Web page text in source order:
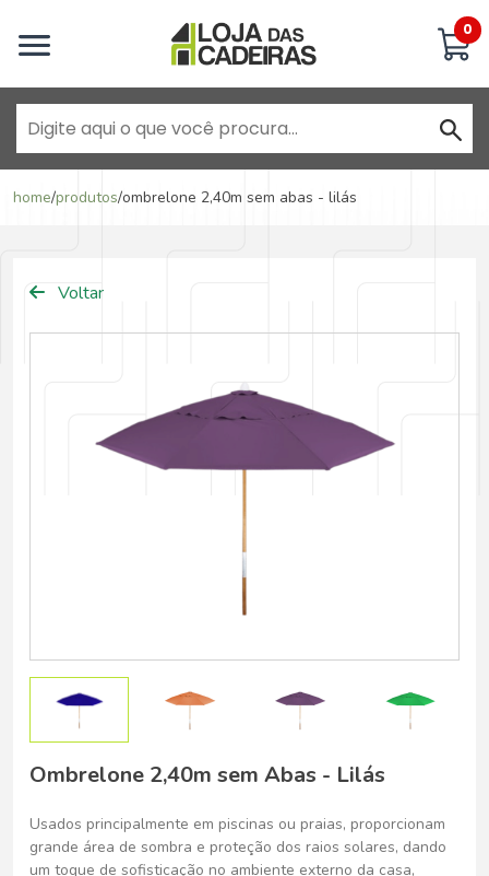
0
home/produtos/ombrelone 2,40m sem abas - lilás
Voltar
Ombrelone 2,40m sem Abas - Lilás
Usados principalmente em piscinas ou praias, proporcionam
grande área de sombra e proteção dos raios solares, dando
um toque de sofisticação no ambiente externo da casa,
Inicie uma conversa
Goiânia - Jardim América
Anápolis - Jundiaí
Brasília - Asa Sul
Goiânia - Jardim América II